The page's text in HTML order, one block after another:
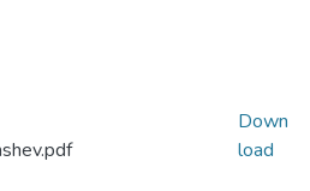
Down
load